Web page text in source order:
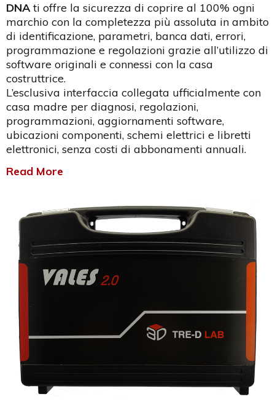
DNAti offre la sicurezza di coprire al 100% ogni
marchio con la completezza più assoluta in ambito
di identificazione, parametri, banca dati, errori,
programmazione e regolazioni grazie all’utilizzo di
software originali e connessi con la casa
costruttrice.
L’esclusiva interfaccia collegata ufficialmente con
casa madre per diagnosi, regolazioni,
programmazioni, aggiornamenti software,
ubicazioni componenti, schemi elettrici e libretti
elettronici, senza costi di abbonamenti annuali.
Read More